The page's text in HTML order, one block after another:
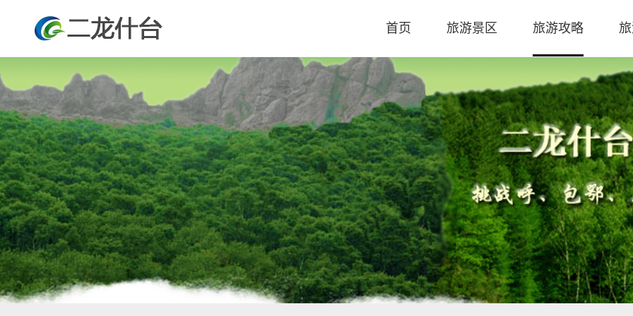
首页 旅游景区 旅游攻略